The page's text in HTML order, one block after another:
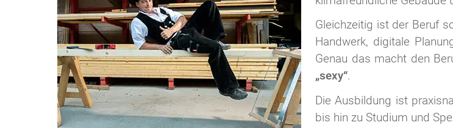
Gleichzeitig ist der Beruf
Handwerk, digitale
Genau das macht den
„sexy“.
Die Ausbildung ist
bis hin zu Studium und